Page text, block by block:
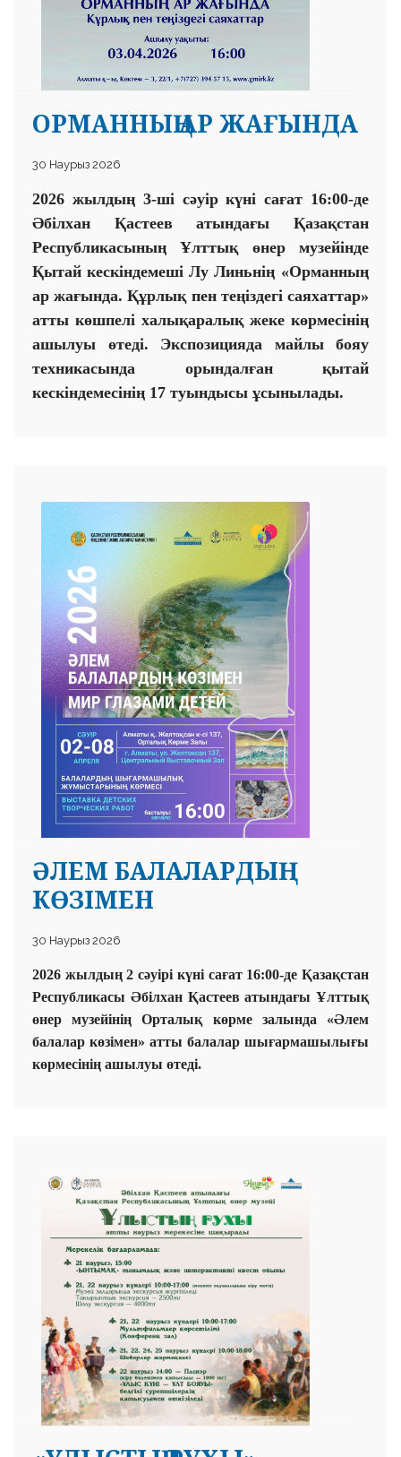
ОРМАННЫҢ АР ЖАҒЫНДА
30 Наурыз 2026
2026 жылдың 3-ші сәуір күні сағат 16:00-де
Әбілхан Қастеев атындағы Қазақстан
Республикасының Ұлттық өнер музейінде
Қытай кескіндемеші Лу Линьнің «Орманның
ар жағында. Құрлық пен теңіздегі саяхаттар»
атты көшпелі халықаралық жеке көрмесінің
ашылуы өтеді. Экспозицияда майлы бояу
техникасында орындалған қытай
кескіндемесінің 17 туындысы ұсынылады.
ӘЛЕМ БАЛАЛАРДЫҢ
КӨЗІМЕН
30 Наурыз 2026
2026 жылдың 2 сәуірі күні сағат 16:00-де Қазақстан
Республикасы Әбілхан Қастеев атындағы Ұлттық
өнер музейінің Орталық көрме залында «Әлем
балалар көзімен» атты балалар шығармашылығы
көрмесінің ашылуы өтеді.